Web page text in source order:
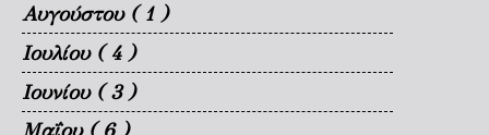
Αυγούστου ( 1 )
Ιουλίου ( 4 )
Ιουνίου ( 3 )